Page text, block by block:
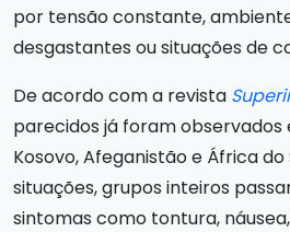
por tensão constante,
desgastantes ou situações de
De acordo com a revista
parecidos já foram observados
Kosovo, Afeganistão e África do
situações, grupos inteiros
sintomas como tontura,